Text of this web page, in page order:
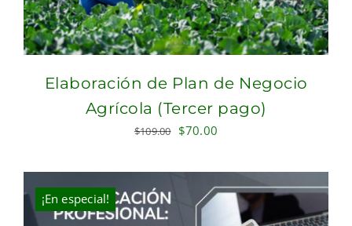
Elaboración de Plan de Negocio
Agrícola (Tercer pago)
$109.00 Original
was:
$109.00.
$70.00
is:
$70.00.
¡En especial!